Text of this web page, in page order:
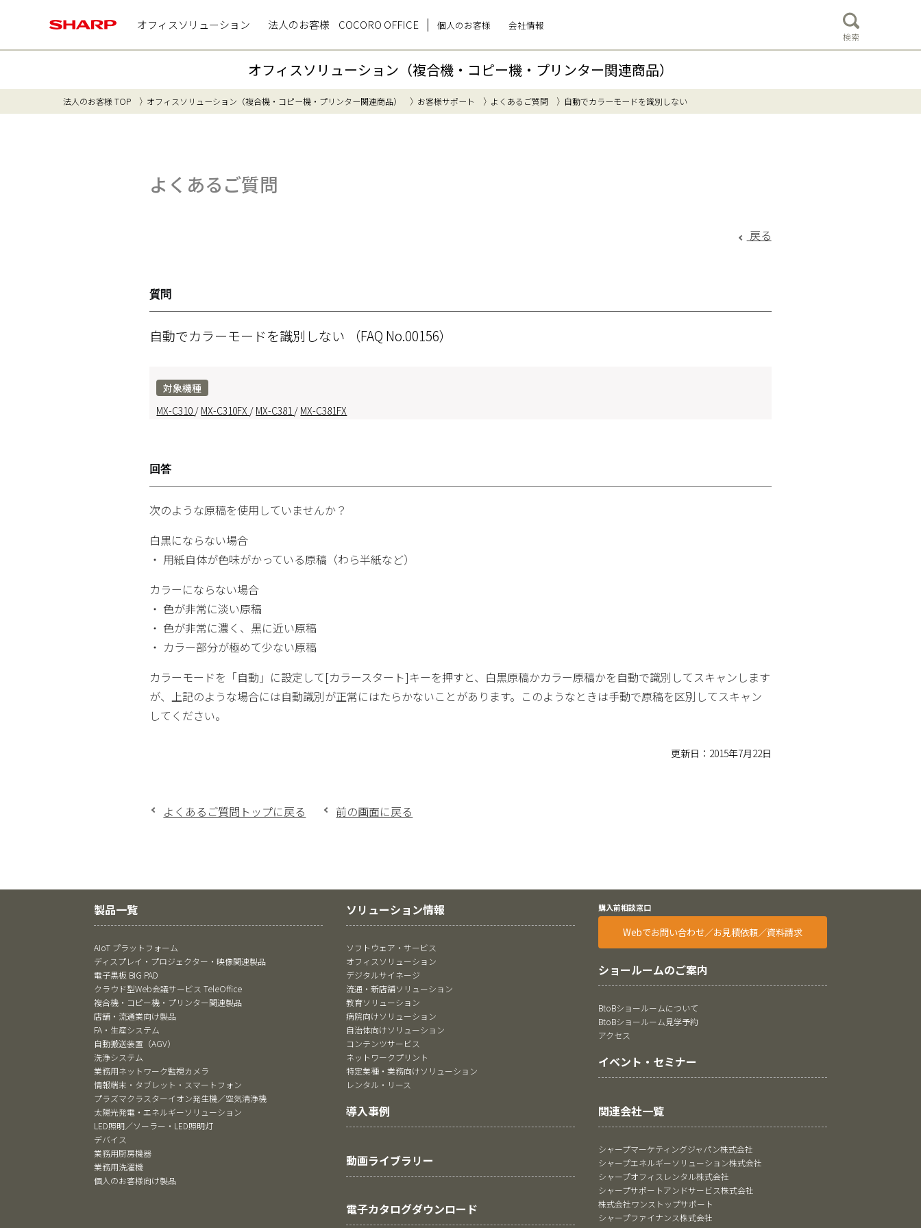
オフィスソリューション 法人のお客様 COCORO OFFICE 個人のお客様 会社情報
検索
オフィスソリューション（複合機・コピー機・プリンター関連商品）
法人のお客様 TOP オフィスソリューション（複合機・コピー機・プリンター関連商品） お客様サポート よくあるご質問 自動でカラーモードを識別しない
よくあるご質問
戻る
質問
自動でカラーモードを識別しない （FAQ No.00156）
対象機種
MX-C310 / MX-C310FX / MX-C381 / MX-C381FX
回答
次のような原稿を使用していませんか？
白黒にならない場合
・ 用紙自体が色味がかっている原稿（わら半紙など）
カラーにならない場合
・ 色が非常に淡い原稿
・ 色が非常に濃く、黒に近い原稿
・ カラー部分が極めて少ない原稿
カラーモードを「自動」に設定して[カラースタート]キーを押すと、白黒原稿かカラー原稿かを自動で識別してスキャンします
が、上記のような場合には自動識別が正常にはたらかないことがあります。このようなときは手動で原稿を区別してスキャン
してください。
更新日：2015年7月22日
よくあるご質問トップに戻る 前の画面に戻る
製品一覧
AIoT プラットフォーム
ディスプレイ・プロジェクター・映像関連製品
電子黒板 BIG PAD
クラウド型Web会議サービス TeleOffice
複合機・コピー機・プリンター関連製品
店舗・流通業向け製品
FA・生産システム
自動搬送装置（AGV）
洗浄システム
業務用ネットワーク監視カメラ
情報端末・タブレット・スマートフォン
プラズマクラスターイオン発生機／空気清浄機
太陽光発電・エネルギーソリューション
LED照明／ソーラー・LED照明灯
デバイス
業務用厨房機器
業務用洗濯機
個人のお客様向け製品
ソリューション情報
ソフトウェア・サービス
オフィスソリューション
デジタルサイネージ
流通・新店舗ソリューション
教育ソリューション
病院向けソリューション
自治体向けソリューション
コンテンツサービス
ネットワークプリント
特定業種・業務向けソリューション
レンタル・リース
導入事例
動画ライブラリー
電子カタログダウンロード
購入前相談窓口
Webでお問い合わせ／お見積依頼／資料請求
ショールームのご案内
BtoBショールームについて
BtoBショールーム見学予約
アクセス
イベント・セミナー
関連会社一覧
シャープマーケティングジャパン株式会社
シャープエネルギーソリューション株式会社
シャープオフィスレンタル株式会社
シャープサポートアンドサービス株式会社
株式会社ワンストップサポート
シャープファイナンス株式会社